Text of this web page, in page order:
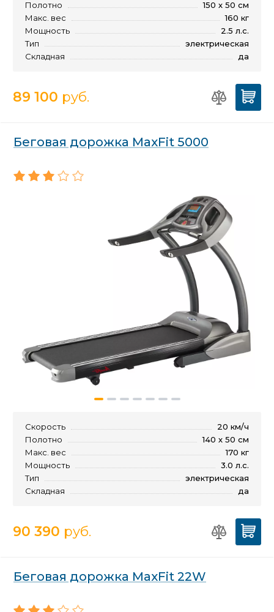
Полотно
150 х 50 см
Макс. вес
160 кг
Мощность
2.5 л.с.
Тип
электрическая
Складная
да
89 100 руб.
Беговая дорожка MaxFit 5000
Скорость
20 км/ч
Полотно
140 х 50 см
Макс. вес
170 кг
Мощность
3.0 л.с.
Тип
электрическая
Складная
да
90 390 руб.
Беговая дорожка MaxFit 22W